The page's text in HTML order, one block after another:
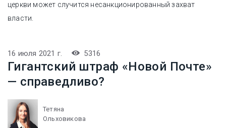
церкви может случится несанкционированный захват
власти.
16 июля 2021 г. 5316
Гигантский штраф «‎Новой Почте»
— справедливо?
Тетяна
Ольховикова